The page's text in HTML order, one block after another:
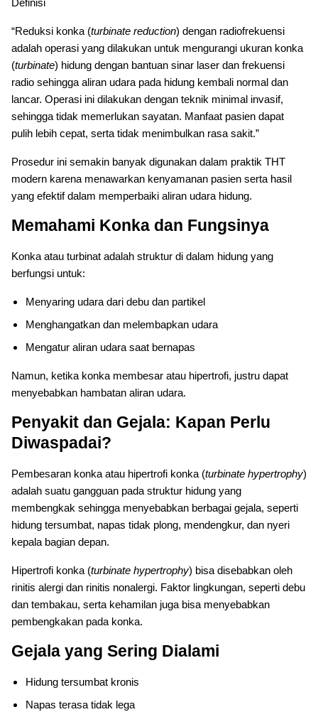
Definisi
“Reduksi konka (turbinate reduction) dengan radiofrekuensi
adalah operasi yang dilakukan untuk mengurangi ukuran konka
(turbinate) hidung dengan bantuan sinar laser dan frekuensi
radio sehingga aliran udara pada hidung kembali normal dan
lancar. Operasi ini dilakukan dengan teknik minimal invasif,
sehingga tidak memerlukan sayatan. Manfaat pasien dapat
pulih lebih cepat, serta tidak menimbulkan rasa sakit.”
Prosedur ini semakin banyak digunakan dalam praktik THT
modern karena menawarkan kenyamanan pasien serta hasil
yang efektif dalam memperbaiki aliran udara hidung.
Memahami Konka dan Fungsinya
Konka atau turbinat adalah struktur di dalam hidung yang
berfungsi untuk:
Menyaring udara dari debu dan partikel
Menghangatkan dan melembapkan udara
Mengatur aliran udara saat bernapas
Namun, ketika konka membesar atau hipertrofi, justru dapat
menyebabkan hambatan aliran udara.
Penyakit dan Gejala: Kapan Perlu
Diwaspadai?
Pembesaran konka atau hipertrofi konka (turbinate hypertrophy)
adalah suatu gangguan pada struktur hidung yang
membengkak sehingga menyebabkan berbagai gejala, seperti
hidung tersumbat, napas tidak plong, mendengkur, dan nyeri
kepala bagian depan.
Hipertrofi konka (turbinate hypertrophy) bisa disebabkan oleh
rinitis alergi dan rinitis nonalergi. Faktor lingkungan, seperti debu
dan tembakau, serta kehamilan juga bisa menyebabkan
pembengkakan pada konka.
Gejala yang Sering Dialami
Hidung tersumbat kronis
Napas terasa tidak lega